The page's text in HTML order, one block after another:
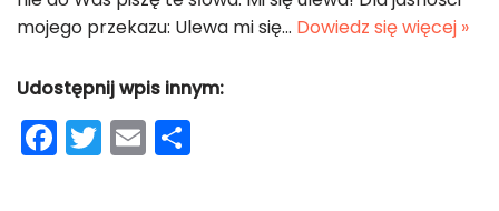
mojego przekazu: Ulewa mi się… Dowiedz się więcej »
Udostępnij wpis innym:
F
a
T
w
E
m